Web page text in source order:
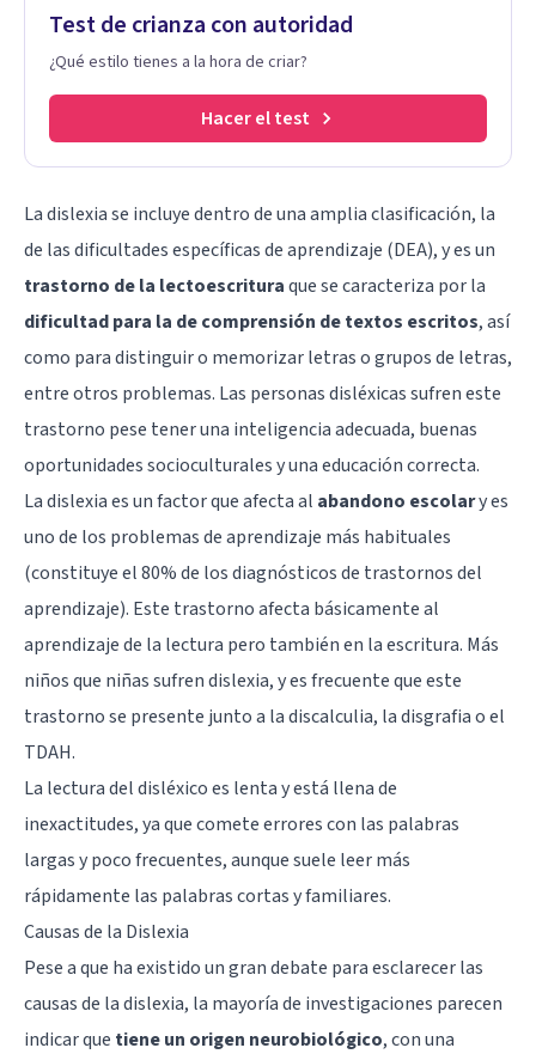
Test de crianza con autoridad
¿Qué estilo tienes a la hora de criar?
Hacer el test
La dislexia se incluye dentro de una amplia clasificación, la
de lasdificultades específicas de aprendizaje (DEA), y es un
trastorno de la lectoescrituraque se caracteriza por la
dificultad para la de comprensión de textos escritos, así
como para distinguir o memorizar letras o grupos de letras,
entre otros problemas. Las personas disléxicas sufren este
trastorno pese tener una inteligencia adecuada, buenas
oportunidades socioculturales y una educación correcta.
La dislexia es un factor que afecta al abandono escolary es
uno de los problemas de aprendizaje más habituales
(constituye el 80% de los diagnósticos de trastornos del
aprendizaje). Este trastorno afecta básicamente al
aprendizaje de la lectura pero también en la escritura. Más
niños que niñas sufren dislexia, y es frecuente que este
trastorno se presente junto a la discalculia, la disgrafia o el
TDAH.
La lectura del disléxico es lenta y está llena de
inexactitudes, ya que comete errores con las palabras
largas y poco frecuentes, aunque suele leer más
rápidamente las palabras cortas y familiares.
Causas de la Dislexia
Pese a que ha existido un gran debate para esclarecer las
causas de la dislexia, la mayoría de investigaciones parecen
indicar que tiene un origen neurobiológico, con una